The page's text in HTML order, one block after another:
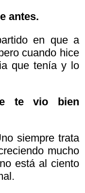
antes.
en que a
cuando hice
que tenía y lo
te vio bien
siempre trata
mucho
está al ciento